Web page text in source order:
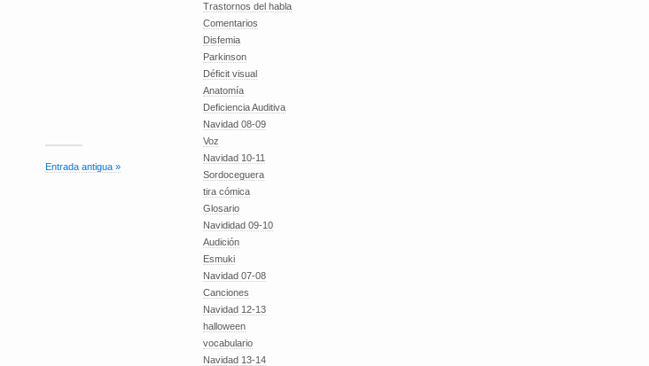
Entrada antigua »
Trastornos del habla
Comentarios
Disfemia
Parkinson
Déficit visual
Anatomía
Deficiencia Auditiva
Navidad 08-09
Voz
Navidad 10-11
Sordoceguera
tira cómica
Glosario
Navididad 09-10
Audición
Esmuki
Navidad 07-08
Canciones
Navidad 12-13
halloween
vocabulario
Navidad 13-14